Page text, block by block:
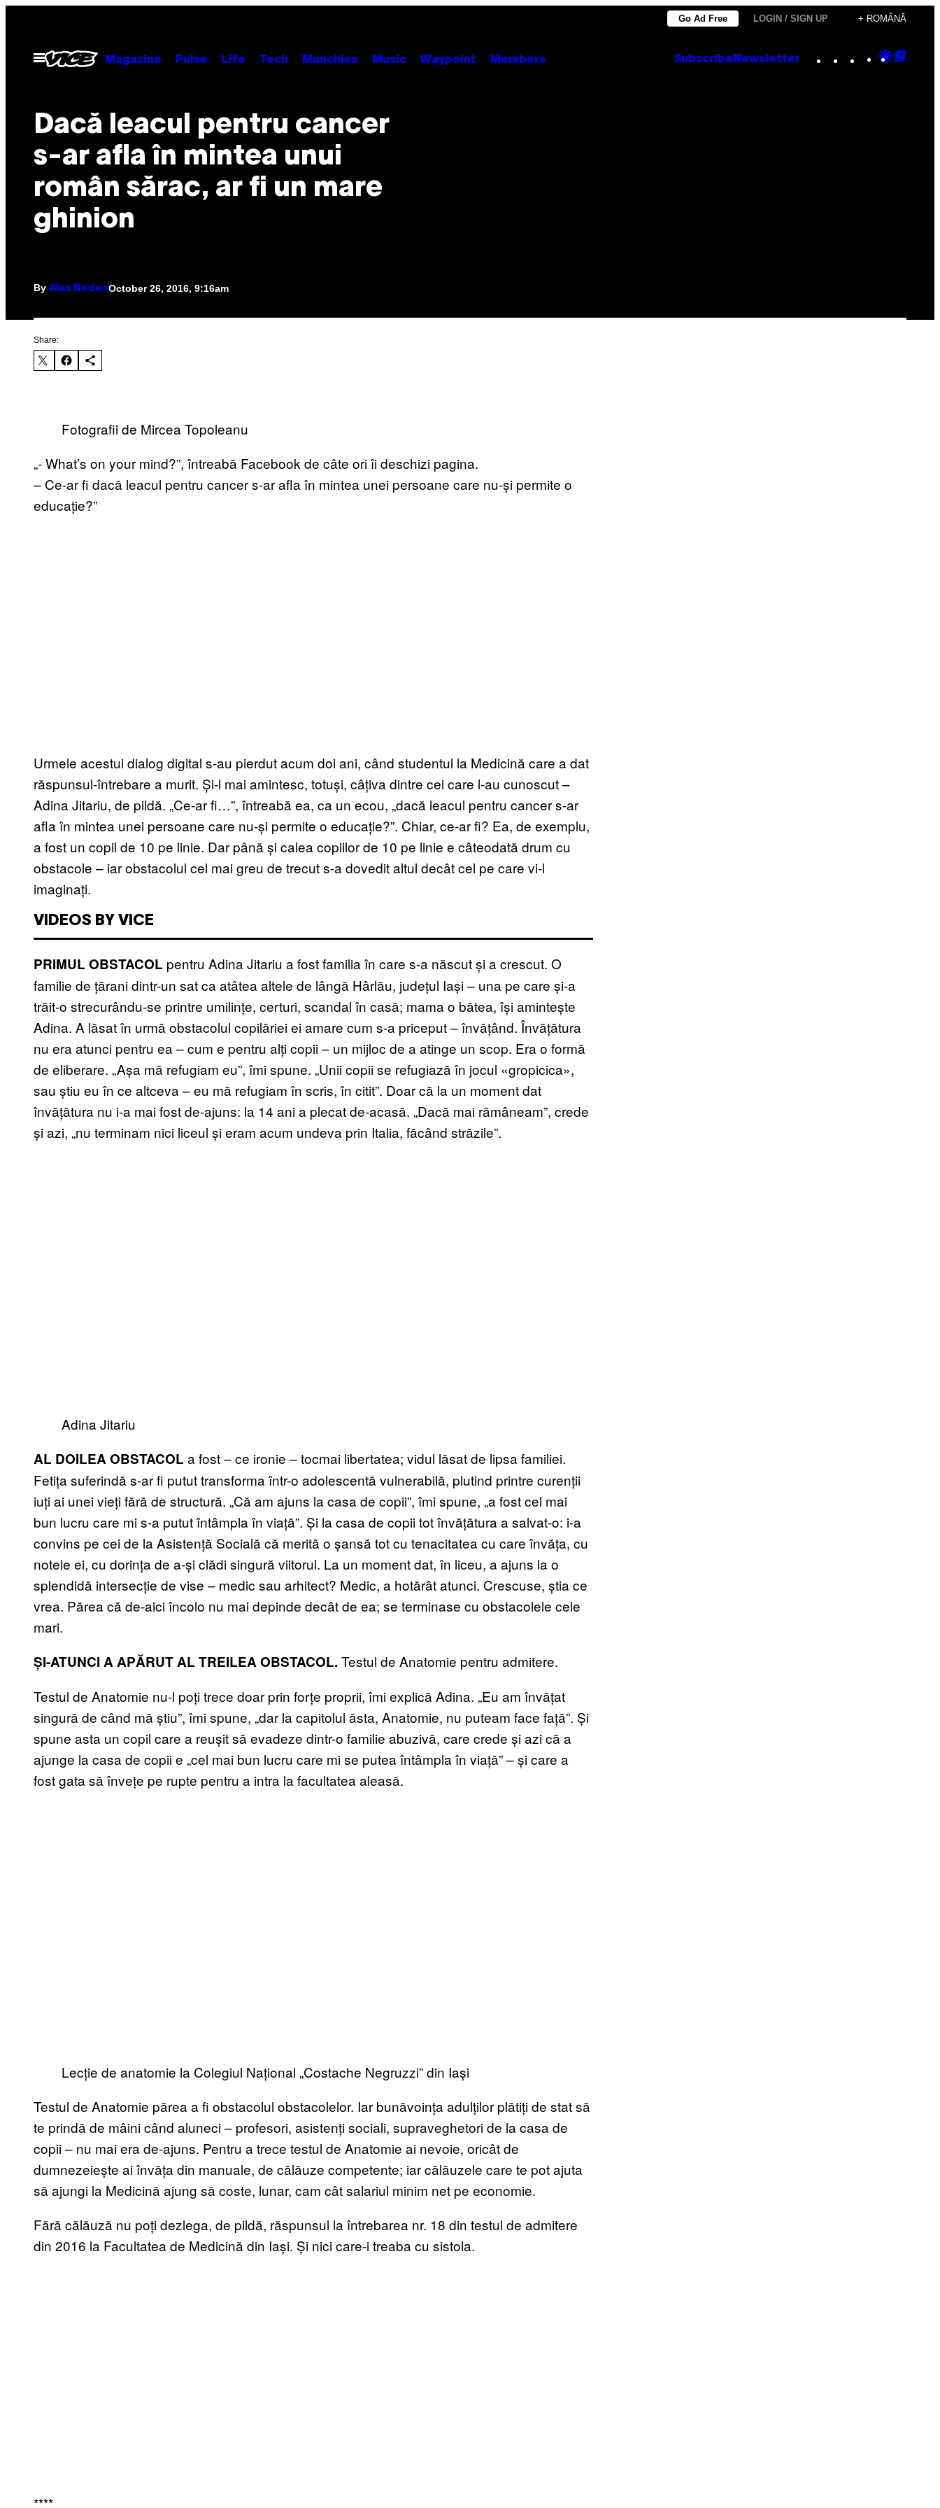
content
Go Ad Free LOGIN / SIGN UP + ROMÂNĂ
Open
Menu
Magazine Pulse Life Tech Munchies Music Waypoint Members Subscribe Newsletter Instagram
TikTok
YouTube
Google
Dacă leacul pentru cancer
s-ar afla în mintea unui
român sărac, ar fi un mare
ghinion
By Alex NedeaOctober 26, 2016, 9:16am
Share:
Fotografii de Mircea Topoleanu
„- What’s on your mind?”, întreabă Facebook de câte ori îi deschizi pagina.
– Ce-ar fi dacă leacul pentru cancer s-ar afla în mintea unei persoane care nu-și permite o
educație?”
Urmele acestui dialog digital s-au pierdut acum doi ani, când studentul la Medicină care a dat
răspunsul-întrebare a murit. Și-l mai amintesc, totuși, câțiva dintre cei care l-au cunoscut –
Adina Jitariu, de pildă. „Ce-ar fi…”, întreabă ea, ca un ecou, „dacă leacul pentru cancer s-ar
afla în mintea unei persoane care nu-și permite o educație?”. Chiar, ce-ar fi? Ea, de exemplu,
a fost un copil de 10 pe linie. Dar până și calea copiilor de 10 pe linie e câteodată drum cu
obstacole – iar obstacolul cel mai greu de trecut s-a dovedit altul decât cel pe care vi-l
imaginați.
VIDEOS BY VICE
PRIMUL OBSTACOL pentru Adina Jitariu a fost familia în care s-a născut și a crescut. O
familie de țărani dintr-un sat ca atâtea altele de lângă Hârlău, județul Iași – una pe care și-a
trăit-o strecurându-se printre umilințe, certuri, scandal în casă; mama o bătea, își amintește
Adina. A lăsat în urmă obstacolul copilăriei ei amare cum s-a priceput – învățând. Învățătura
nu era atunci pentru ea – cum e pentru alți copii – un mijloc de a atinge un scop. Era o formă
de eliberare. „Așa mă refugiam eu”, îmi spune. „Unii copii se refugiază în jocul «gropicica»,
sau știu eu în ce altceva – eu mă refugiam în scris, în citit”. Doar că la un moment dat
învățătura nu i-a mai fost de-ajuns: la 14 ani a plecat de-acasă. „Dacă mai rămâneam”, crede
și azi, „nu terminam nici liceul și eram acum undeva prin Italia, făcând străzile”.
Adina Jitariu
AL DOILEA OBSTACOL a fost – ce ironie – tocmai libertatea; vidul lăsat de lipsa familiei.
Fetița suferindă s-ar fi putut transforma într-o adolescentă vulnerabilă, plutind printre curenții
iuți ai unei vieți fără de structură. „Că am ajuns la casa de copii”, îmi spune, „a fost cel mai
bun lucru care mi s-a putut întâmpla în viață”. Și la casa de copii tot învățătura a salvat-o: i-a
convins pe cei de la Asistență Socială că merită o șansă tot cu tenacitatea cu care învăța, cu
notele ei, cu dorința de a-și clădi singură viitorul. La un moment dat, în liceu, a ajuns la o
splendidă intersecție de vise – medic sau arhitect? Medic, a hotărât atunci. Crescuse, știa ce
vrea. Părea că de-aici încolo nu mai depinde decât de ea; se terminase cu obstacolele cele
mari.
ȘI-ATUNCI A APĂRUT AL TREILEA OBSTACOL. Testul de Anatomie pentru admitere.
Testul de Anatomie nu-l poți trece doar prin forțe proprii, îmi explică Adina. „Eu am învățat
singură de când mă știu”, îmi spune, „dar la capitolul ăsta, Anatomie, nu puteam face față”. Și
spune asta un copil care a reușit să evadeze dintr-o familie abuzivă, care crede și azi că a
ajunge la casa de copii e „cel mai bun lucru care mi se putea întâmpla în viață” – și care a
fost gata să învețe pe rupte pentru a intra la facultatea aleasă.
Lecție de anatomie la Colegiul Național „Costache Negruzzi” din Iași
Testul de Anatomie părea a fi obstacolul obstacolelor. Iar bunăvoința adulților plătiți de stat să
te prindă de mâini când aluneci – profesori, asistenți sociali, supraveghetori de la casa de
copii – nu mai era de-ajuns. Pentru a trece testul de Anatomie ai nevoie, oricât de
dumnezeiește ai învăța din manuale, de călăuze competente; iar călăuzele care te pot ajuta
să ajungi la Medicină ajung să coste, lunar, cam cât salariul minim net pe economie.
Fără călăuză nu poți dezlega, de pildă, răspunsul la întrebarea nr. 18 din testul de admitere
din 2016 la Facultatea de Medicină din Iași. Și nici care-i treaba cu sistola.
****